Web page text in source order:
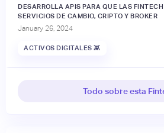
DESARROLLA APIS PARA QUE LAS
SERVICIOS DE CAMBIO, CRIPTO Y BROKER
January 26, 2024
ACTIVOS DIGITALES 👾
Todo sobre esta